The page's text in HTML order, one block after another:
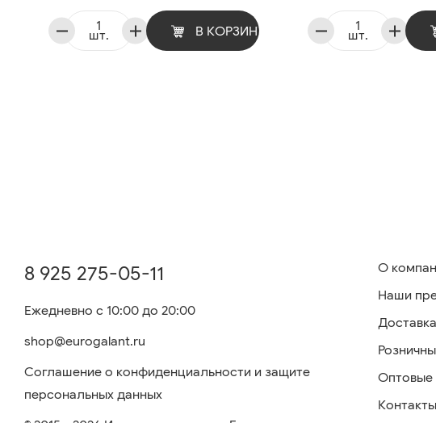
шт. В КОРЗИНУ шт.
8 925 275-05-11
Ежедневно с 10:00 до 20:00
shop@eurogalant.ru
Соглашение о конфиденциальности и защите
персональных данных
О
Наши
Оптовые